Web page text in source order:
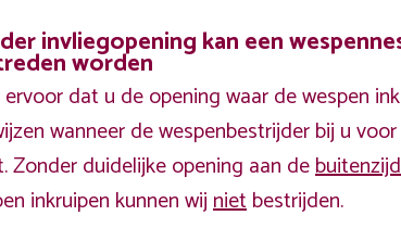
invliegopening kan een
worden
dat u de opening waar de wespen
wanneer de wespenbestrijder bij u
Zonder duidelijke opening aan de
inkruipen kunnen wijnietbestrijden.